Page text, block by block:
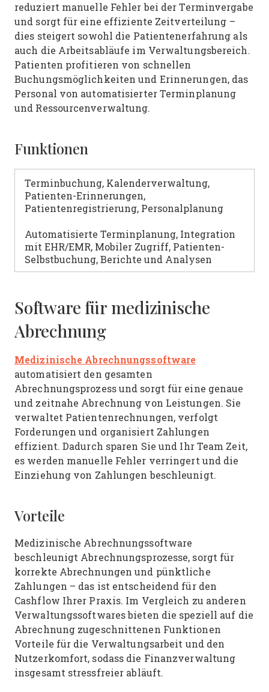
reduziert manuelle Fehler bei der Terminvergabe
und sorgt für eine effiziente Zeitverteilung –
dies steigert sowohl die Patientenerfahrung als
auch die Arbeitsabläufe im Verwaltungsbereich.
Patienten profitieren von schnellen
Buchungsmöglichkeiten und Erinnerungen, das
Personal von automatisierter Terminplanung
und Ressourcenverwaltung.
Funktionen
Terminbuchung, Kalenderverwaltung,
Patienten-Erinnerungen,
Patientenregistrierung, Personalplanung
Automatisierte Terminplanung, Integration
mit EHR/EMR, Mobiler Zugriff, Patienten-
Selbstbuchung, Berichte und Analysen
Software für medizinische
Abrechnung
Medizinische Abrechnungssoftware
automatisiert den gesamten
Abrechnungsprozess und sorgt für eine genaue
und zeitnahe Abrechnung von Leistungen. Sie
verwaltet Patientenrechnungen, verfolgt
Forderungen und organisiert Zahlungen
effizient. Dadurch sparen Sie und Ihr Team Zeit,
es werden manuelle Fehler verringert und die
Einziehung von Zahlungen beschleunigt.
Vorteile
Medizinische Abrechnungssoftware
beschleunigt Abrechnungsprozesse, sorgt für
korrekte Abrechnungen und pünktliche
Zahlungen – das ist entscheidend für den
Cashflow Ihrer Praxis. Im Vergleich zu anderen
Verwaltungssoftwares bieten die speziell auf die
Abrechnung zugeschnittenen Funktionen
Vorteile für die Verwaltungsarbeit und den
Nutzerkomfort, sodass die Finanzverwaltung
insgesamt stressfreier abläuft.